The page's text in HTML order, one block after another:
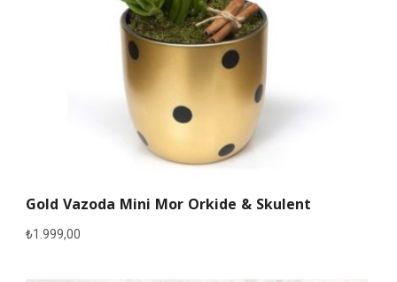
Gold Vazoda Mini Mor Orkide & Skulent
₺1.999,00